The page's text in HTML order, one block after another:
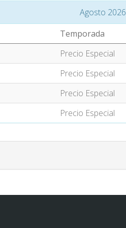
Agosto 2026
Temporada
Precio Especial
Precio Especial
Precio Especial
Precio Especial